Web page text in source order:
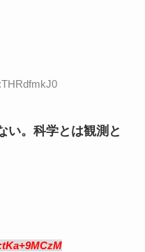
い。科学とは観測と